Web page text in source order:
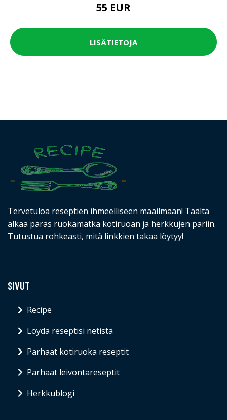
55 EUR
LISÄTIETOJA
Tervetuloa reseptien ihmeelliseen maailmaan! Täältä
alkaa paras ruokamatka kotiruoan ja herkkujen pariin.
Tutustua rohkeasti, mitä linkkien takaa löytyy!
SIVUT
Recipe
Löydä reseptisi netistä
Parhaat kotiruoka reseptit
Parhaat leivontareseptit
Herkkublogi